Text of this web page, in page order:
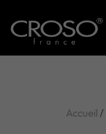
Accueil /